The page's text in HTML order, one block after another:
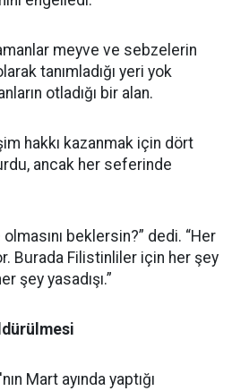
meyve ve sebzelerin
tanımladığı yeri yok
otladığı bir alan.
hakkı kazanmak için dört
ancak her seferinde
olmasını beklersin?” dedi. “Her
Burada Filistinliler için her şey
şey yasadışı.”
Mart ayında yaptığı